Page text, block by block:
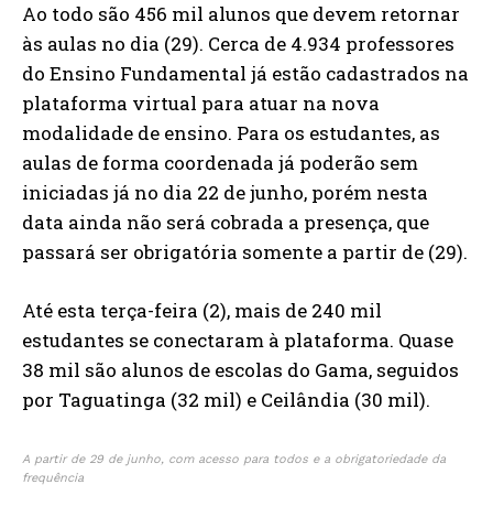
Ao todo são 456 mil alunos que devem retornar
às aulas no dia (29). Cerca de 4.934 professores
do Ensino Fundamental já estão cadastrados na
plataforma virtual para atuar na nova
modalidade de ensino. Para os estudantes, as
aulas de forma coordenada já poderão sem
iniciadas já no dia 22 de junho, porém nesta
data ainda não será cobrada a presença, que
passará ser obrigatória somente a partir de (29).
Até esta terça-feira (2), mais de 240 mil
estudantes se conectaram à plataforma. Quase
38 mil são alunos de escolas do Gama, seguidos
por Taguatinga (32 mil) e Ceilândia (30 mil).
A partir de 29 de junho, com acesso para todos e a obrigatoriedade da
frequência